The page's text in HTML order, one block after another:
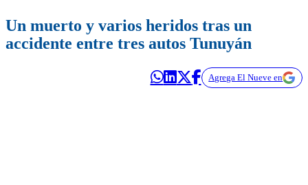
Un muerto y varios heridos tras un
accidente entre tres autos Tunuyán
Agrega El Nueve en